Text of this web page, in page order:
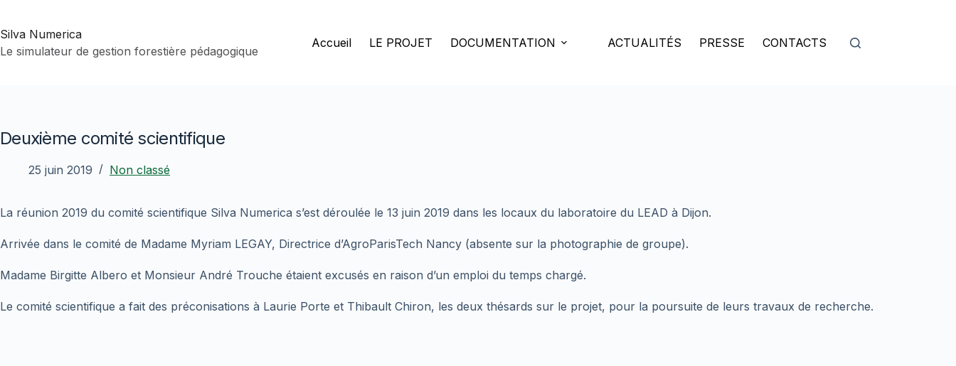
contenu
Silva Numerica
Le simulateur de gestion forestière pédagogique
Accueil LE PROJET DOCUMENTATION ACTUALITÉS PRESSE CONTACTS
Deuxième comité scientifique
25 juin 2019 Non classé
La réunion 2019 du comité scientifique Silva Numerica s’est déroulée le 13 juin 2019 dans les locaux du laboratoire du LEAD à Dijon.
Arrivée dans le comité de Madame Myriam LEGAY, Directrice d’AgroParisTech Nancy (absente sur la photographie de groupe).
Madame Birgitte Albero et Monsieur André Trouche étaient excusés en raison d’un emploi du temps chargé.
Le comité scientifique a fait des préconisations à Laurie Porte et Thibault Chiron, les deux thésards sur le projet, pour la poursuite de leurs travaux de recherche.